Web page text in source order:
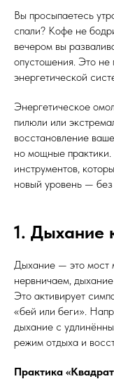
Вы просыпаетесь
спали? Кофе не
вечером вы
опустошения. Это не
энергетической
Энергетическое
пилюли или
восстановление
но мощные
инструментов,
новый уровень —
1. Дыхание
Дыхание — это мост
нервничаем,
Это активирует
«бей или беги».
дыхание с
режим отдыха и
Практика